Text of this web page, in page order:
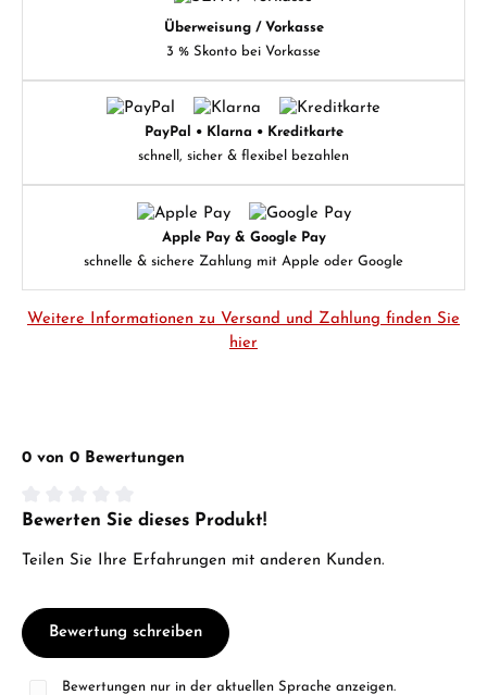
Überweisung / Vorkasse
3 % Skonto bei Vorkasse
PayPal • Klarna • Kreditkarte
schnell, sicher & flexibel bezahlen
Apple Pay & Google Pay
schnelle & sichere Zahlung mit Apple oder Google
Weitere Informationen zu Versand und Zahlung finden Sie
hier
0 von 0 Bewertungen
Durchschnittliche Bewertung von 0 von 5 Sternen
Bewerten Sie dieses Produkt!
Teilen Sie Ihre Erfahrungen mit anderen Kunden.
Bewertung schreiben
Bewertungen nur in der aktuellen Sprache anzeigen.